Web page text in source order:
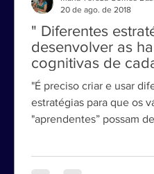
" Diferentes
desenvolver as
cognitivas de
"É preciso criar e usar
estratégias para que os
suas habilidades
20 de ago. de 2018